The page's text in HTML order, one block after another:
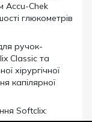
Accu-Chek
глюкометрів
ручок-
Classic та
хірургічної
капілярної
Softclix: